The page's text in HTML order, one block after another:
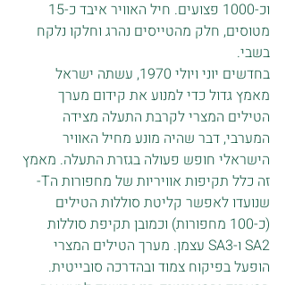
מטוסים, חלק מהטייסים נהרג וחלקו נלקח
בשבי.
בחדשים יוני ויולי 1970, עשתה ישראל
מאמץ גדול כדי למנוע את קידום מערך
הטילים המצרי לקרבת התעלה מצידה
המערבי, דבר שהיה מונע מחיל האוויר
הישראלי חופש פעולה בגזרת התעלה. מאמץ
זה כלל תקיפות אוויריות של מחפורות הT-
שנועדו לאפשר קליטת סוללות הטילים
(כ-100 מחפורות) וכמובן תקיפת סוללות
SA2 ו-SA3 עצמן. מערך הטילים המצרי
הופעל בפיקוח צמוד ובהדרכה סובייטית.